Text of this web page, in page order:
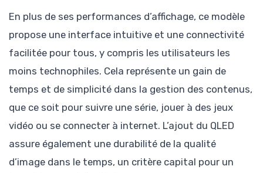
En plus de ses performances d’affichage, ce modèle
propose une interface intuitive et une connectivité
facilitée pour tous, y compris les utilisateurs les
moins technophiles. Cela représente un gain de
temps et de simplicité dans la gestion des contenus,
que ce soit pour suivre une série, jouer à des jeux
vidéo ou se connecter à internet. L’ajout du QLED
assure également une durabilité de la qualité
d’image dans le temps, un critère capital pour un